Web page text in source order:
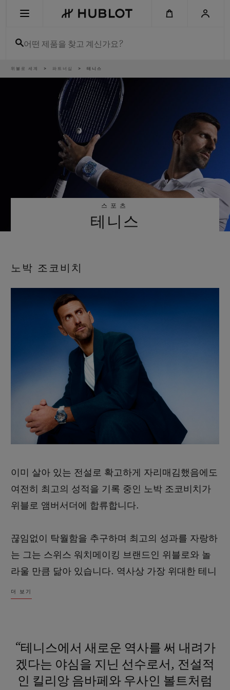
어떤 제품을 찾고 계신가요?
이
위블로 세계 파트너십 테니스
스포츠
테니스
노박 조코비치
이미 살아 있는 전설로 확고하게 자리매김했음에도
여전히 최고의 성적을 기록 중인 노박 조코비치가
위블로 앰버서더에 합류합니다.
끊임없이 탁월함을 추구하며 최고의 성과를 자랑하
는 그는 스위스 워치메이킹 브랜드인 위블로와 놀
라울 만큼 닮아 있습니다. 역사상 가장 위대한 테니
스 선수로서 매일 새로운 기록을 써 내려가는 노박
더 보기
“테니스에서 새로운 역사를 써 내려가
겠다는 야심을 지닌 선수로서, 전설적
인 킬리앙 음바페와 우사인 볼트처럼
최근 검색이 없습니다
익스클루시브 서비스
5+5 워런티
휴블로티스타 및 연장 보증
무료 배송 & 반품
안전한 결제